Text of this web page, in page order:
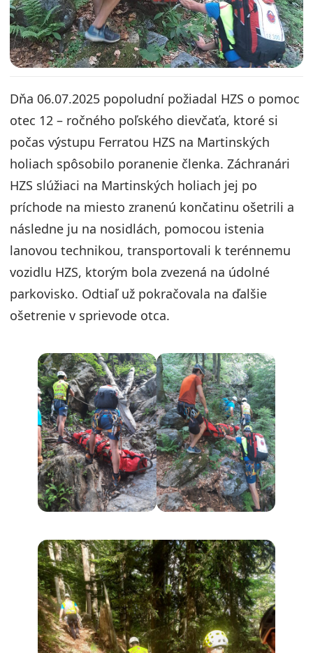
Dňa 06.07.2025 popoludní požiadal HZS o pomoc
otec 12 – ročného poľského dievčaťa, ktoré si
počas výstupu Ferratou HZS na Martinských
holiach spôsobilo poranenie členka. Záchranári
HZS slúžiaci na Martinských holiach jej po
príchode na miesto zranenú končatinu ošetrili a
následne ju na nosidlách, pomocou istenia
lanovou technikou, transportovali k terénnemu
vozidlu HZS, ktorým bola zvezená na údolné
parkovisko. Odtiaľ už pokračovala na ďalšie
ošetrenie v sprievode otca.